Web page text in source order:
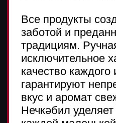
к новогоднему столу;
— за продукцией Халяль.
Сделать заказ
Адреса магазинов